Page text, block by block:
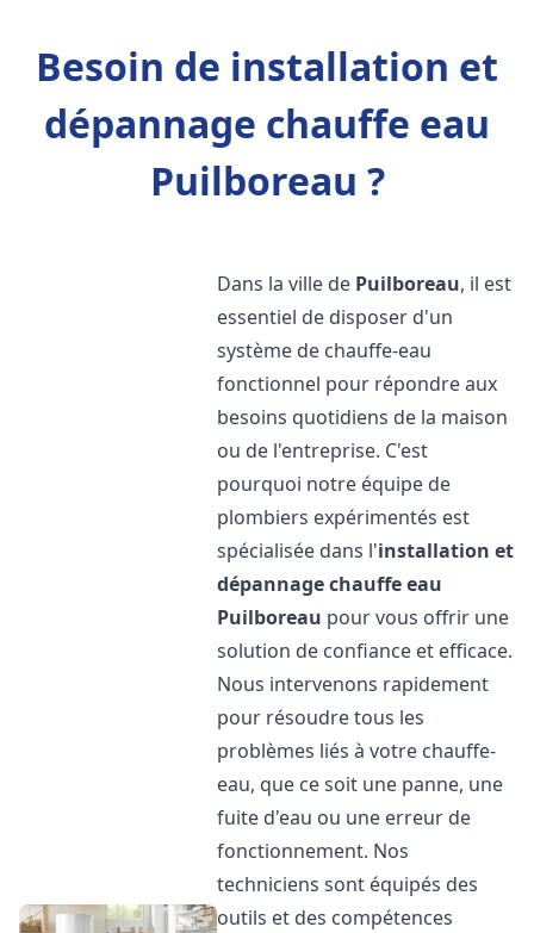
Besoin de installation et
dépannage chauffe eau
Puilboreau ?
Dans la ville de Puilboreau, il est
essentiel de disposer d'un
système de chauffe-eau
fonctionnel pour répondre aux
besoins quotidiens de la maison
ou de l'entreprise. C'est
pourquoi notre équipe de
plombiers expérimentés est
spécialisée dans l'installation et
dépannage chauffe eau
Puilboreau pour vous offrir une
solution de confiance et efficace.
Nous intervenons rapidement
pour résoudre tous les
problèmes liés à votre chauffe-
eau, que ce soit une panne, une
fuite d'eau ou une erreur de
fonctionnement. Nos
techniciens sont équipés des
outils et des compétences